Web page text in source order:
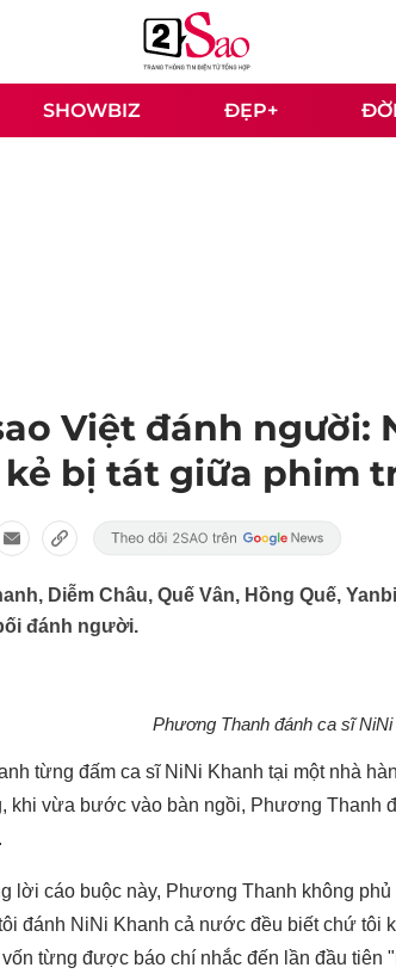
SHOWBIZ ĐẸP+
Việt đánh người:
kẻ bị tát giữa phim
Diễm Châu, Quế Vân, Hồng Quế,
đánh người.
Phương Thanh đánh ca sĩ NiNi
từng đấm ca sĩ NiNi Khanh tại một nhà
khi vừa bước vào bàn ngồi, Phương Thanh
lời cáo buộc này, Phương Thanh không
đánh NiNi Khanh cả nước đều biết chứ tôi
từng được báo chí nhắc đến lần đầu